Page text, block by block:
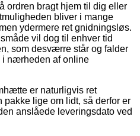
ordren bragt hjem til dig eller
bliver i mange
ydermere ret gnidningsløs.
vil dog til enhver tid
som desværre står og falder
i nærheden af online
er naturligvis ret
lige om lidt, så derfor er
anslåede leveringsdato ved